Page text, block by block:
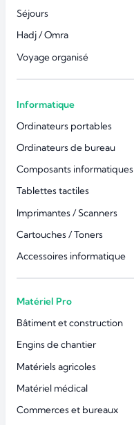
Séjours
Hadj / Omra
Voyage organisé
Informatique
Ordinateurs portables
Ordinateurs de bureau
Composants informatiques
Tablettes tactiles
Imprimantes / Scanners
Cartouches / Toners
Accessoires informatique
Matériel Pro
Bâtiment et construction
Engins de chantier
Matériels agricoles
Matériel médical
Commerces et bureaux